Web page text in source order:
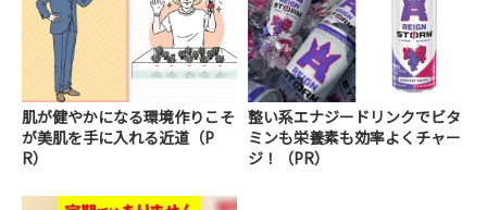
肌が健やかになる環境作りこそ
が美肌を手に入れる近道（P
R）
整い系エナジードリンクでビタ
ミンも栄養素も効率よくチャー
ジ！（PR）